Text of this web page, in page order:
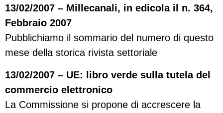
13/02/2007 – Millecanali, in edicola il n. 364,
Febbraio 2007
Pubblichiamo il sommario del numero di questo
mese della storica rivista settoriale
13/02/2007 – UE: libro verde sulla tutela del
commercio elettronico
La Commissione si propone di accrescere la